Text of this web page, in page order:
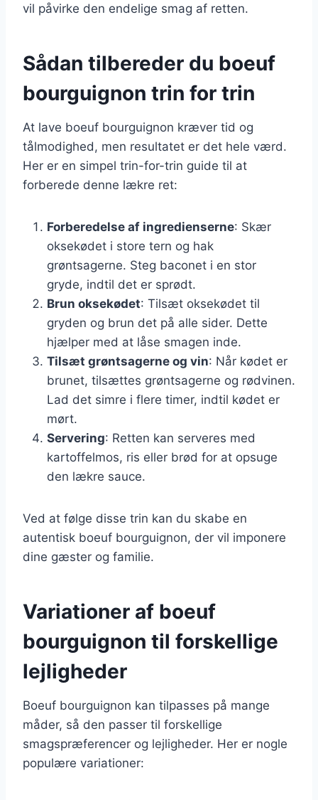
vil påvirke den endelige smag af retten.
Sådan tilbereder du boeuf
bourguignon trin for trin
At lave boeuf bourguignon kræver tid og
tålmodighed, men resultatet er det hele værd.
Her er en simpel trin-for-trin guide til at
forberede denne lækre ret:
Forberedelse af ingredienserne: Skær
oksekødet i store tern og hak
grøntsagerne. Steg baconet i en stor
gryde, indtil det er sprødt.
Brun oksekødet: Tilsæt oksekødet til
gryden og brun det på alle sider. Dette
hjælper med at låse smagen inde.
Tilsæt grøntsagerne og vin: Når kødet er
brunet, tilsættes grøntsagerne og rødvinen.
Lad det simre i flere timer, indtil kødet er
mørt.
Servering: Retten kan serveres med
kartoffelmos, ris eller brød for at opsuge
den lækre sauce.
Ved at følge disse trin kan du skabe en
autentisk boeuf bourguignon, der vil imponere
dine gæster og familie.
Variationer af boeuf
bourguignon til forskellige
lejligheder
Boeuf bourguignon kan tilpasses på mange
måder, så den passer til forskellige
smagspræferencer og lejligheder. Her er nogle
populære variationer: